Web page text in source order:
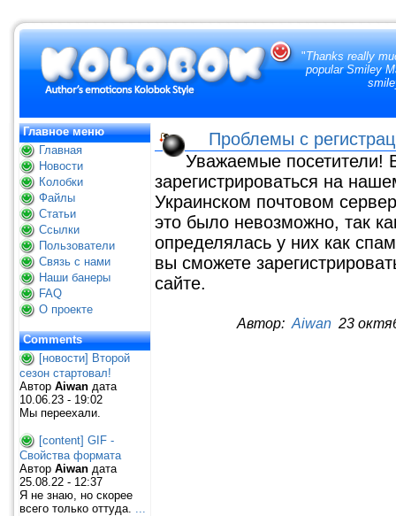
"Thanks really
popular Smiley
Главное меню
Главная
Новости
Колобки
Файлы
Статьи
Ссылки
Пользователи
Связь с нами
Наши банеры
FAQ
О проекте
Comments
[новости] Второй
сезон стартовал!
Автор Aiwan дата
10.06.23 - 19:02
Мы переехали.
[content] GIF -
Свойства формата
Автор Aiwan дата
25.08.22 - 12:37
Я не знаю, но скорее
всего только оттуда.
Проблемы с
Уважаемые посетители!
зарегистрироваться на
Украинском почтовом
это было невозможно, так
определялась у них как
вы сможете
сайте.
Автор: Aiwan 23